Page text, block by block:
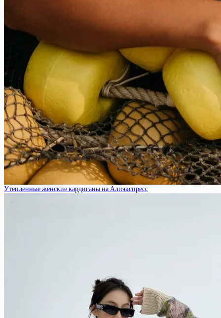
Утепленные женские кардиганы на Алиэкспресс